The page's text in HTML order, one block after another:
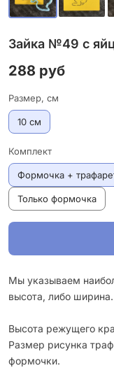
Зайка №49 с
288 руб
Размер, см
10 см
Комплект
Формочка +
Только формочка
Мы указываем
высота, либо ширина.
Высота режущего
Размер рисунка
формочки.